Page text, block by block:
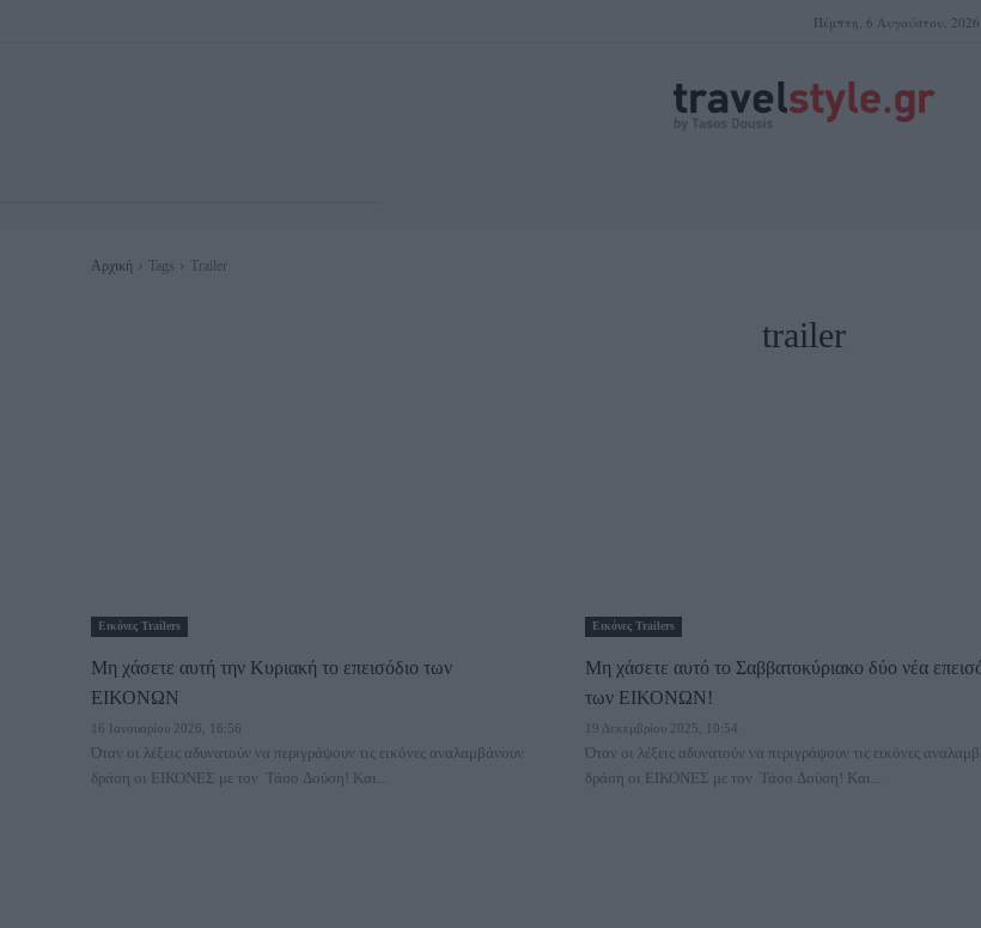
Πέμπτη, 6 Αυγούστου, 2026
Αρχική Tags Trailer
trailer
Εικόνες Trailers
Μη χάσετε αυτή την Κυριακή το επεισόδιο των
ΕΙΚΟΝΩΝ
16 Ιανουαρίου 2026, 16:56
Όταν οι λέξεις αδυνατούν να περιγράψουν τις εικόνες αναλαμβάνουν
δράση οι ΕΙΚΟΝΕΣ με τον Τάσο Δούση! Και...
Εικόνες Trailers
Μη χάσετε αυτό το Σαββατοκύριακο δύο νέα
των ΕΙΚΟΝΩΝ!
19 Δεκεμβρίου 2025, 10:54
Όταν οι λέξεις αδυνατούν να περιγράψουν τις εικόνες
δράση οι ΕΙΚΟΝΕΣ με τον Τάσο Δούση! Και...